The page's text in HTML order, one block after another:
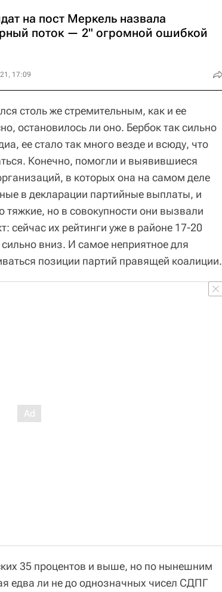
на пост Меркель назвала
поток — 2" огромной ошибкой
17:09
столь же стремительным, как и ее
остановилось ли оно. Бербок так сильно
ее стало так много везде и всюду, что
Конечно, помогли и выявившиеся
в которых она на самом деле
в декларации партийные выплаты, и
тяжкие, но в совокупности они вызвали
сейчас их рейтинги уже в районе 17-20
вниз. И самое неприятное для
позиции партий правящей коалиции.
35 процентов и выше, но по нынешним
едва ли не до однозначных чисел СДПГ